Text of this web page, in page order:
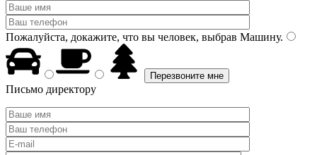
Пожалуйста, докажите, что вы человек, выбрав Машину.
Письмо директору